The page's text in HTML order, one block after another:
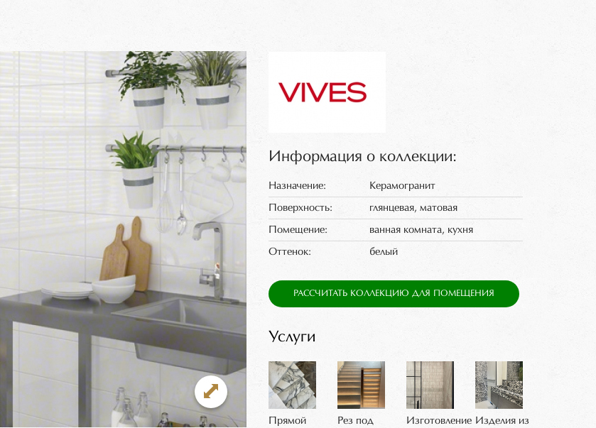
Информация о коллекции:
Назначение: Керамогранит
Поверхность: глянцевая, матовая
Помещение: ванная комната, кухня
Оттенок: белый
РАССЧИТАТЬ КОЛЛЕКЦИЮ ДЛЯ ПОМЕЩЕНИЯ
Услуги
Прямой Рез под Изготовление Изделия из